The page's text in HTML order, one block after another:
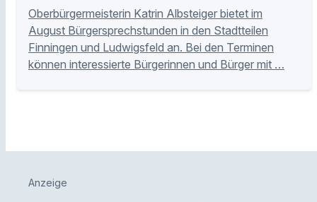
Oberbürgermeisterin Katrin Albsteiger bietet im
August Bürgersprechstunden in den Stadtteilen
Finningen und Ludwigsfeld an. Bei den Terminen
können interessierte Bürgerinnen und Bürger mit …
Anzeige